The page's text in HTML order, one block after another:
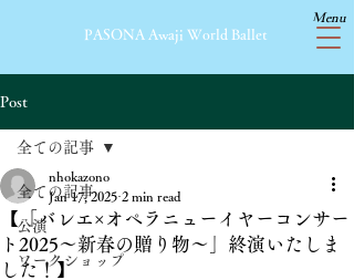
Menu
​PASONA Awaji World Ballet
Post
全ての記事
公演
ワークショップ
全ての記事
【「バレエ×オペラニューイヤーコンサー
ト2025〜新春の贈り物〜」終演いたしま
した！】
nhokazono
Jan 17, 2025 2 min read